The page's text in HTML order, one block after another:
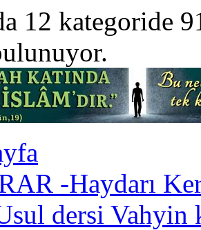
12 kategoride
-Haydarı
dersi Vahyin